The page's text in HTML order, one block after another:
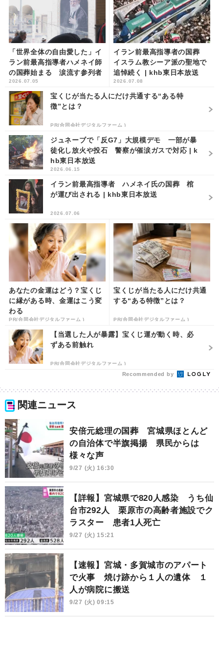
「世界全体の自由愛した」イ
ラン前最高指導者ハメネイ師
の国葬始まる 涙流す参列者
も | khb東日本放送
2026.07.05
イラン前最高指導者の国葬
イスラム教シーア派の聖地で
追悼続く | khb東日本放送
2026.07.08
宝くじが当たる人にだけ共通する“ある特
徴”とは？
PR(合同会社デジタルファーム )
ジュネーブで「反G7」大規模デモ 一部が暴
徒化し放火や投石 警察が催涙ガスで対応 | k
hb東日本放送
2026.06.15
イラン前最高指導者 ハメネイ氏の国葬 棺
が運び出される | khb東日本放送
2026.07.06
あなたの金運はどう？宝くじ
に縁がある時、金運はこう変
わる
PR(合同会社デジタルファーム )
宝くじが当たる人にだけ共通
する“ある特徴”とは？
PR(合同会社デジタルファーム )
【当選した人が暴露】宝くじ運が動く時、必
ずある前触れ
PR(合同会社デジタルファーム )
Recommended by
関連ニュース
安倍元総理の国葬 宮城県ほとんど
の自治体で半旗掲揚 県民からは
様々な声
9/27 (火) 16:30
【詳報】宮城県で820人感染 うち仙
台市292人 栗原市の高齢者施設でク
ラスター 患者1人死亡
9/27 (火) 15:21
【速報】宮城・多賀城市のアパート
で火事 焼け跡から１人の遺体 １
人が病院に搬送
9/27 (火) 09:15